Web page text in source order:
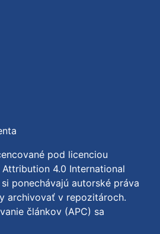
pod licenciou
4.0 International
ponechávajú autorské práva
archivovať v repozitároch.
článkov (APC) sa